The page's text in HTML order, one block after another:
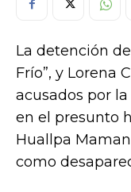
La detención de
Frío”, y Lorena
acusados por
en el presunto
Huallpa
como